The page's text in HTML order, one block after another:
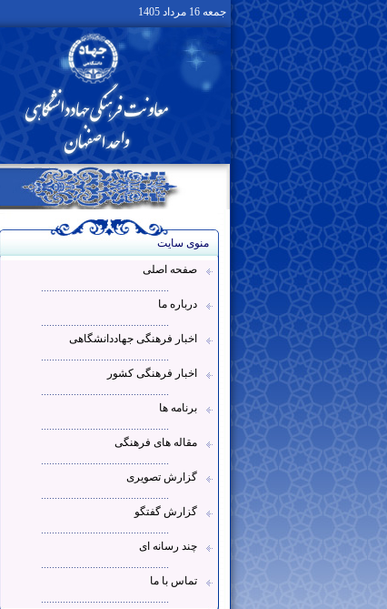
جمعه 16 مرداد 1405
منوی سایت
صفحه اصلی
...............................................
درباره ما
...............................................
اخبار فرهنگی جهاددانشگاهی
...............................................
اخبار فرهنگی کشور
...............................................
برنامه ها
...............................................
مقاله های فرهنگی
...............................................
گزارش تصویری
...............................................
گزارش گفتگو
...............................................
چند رسانه ای
...............................................
تماس با ما
...............................................